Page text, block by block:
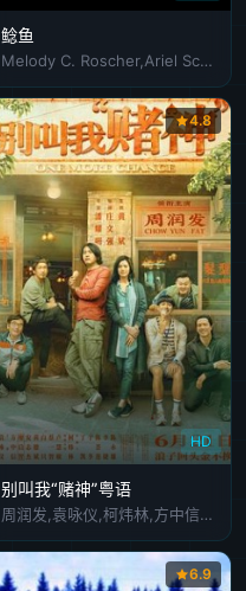
鲶鱼
Melody C. Roscher,Ariel Schulman,Yaniv Schulman,Angela Wesselman-Pierce
HD
4.8
别叫我“赌神”粤语
周润发,袁咏仪,柯炜林,方中信,廖启智,安志杰,黄德斌,白只,蔡一智,卢慧敏,王菀之,方平,黎彼得
6.9